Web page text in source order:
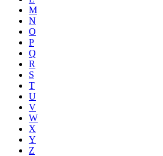
M
N
O
P
Q
R
S
T
U
V
W
X
Y
Z